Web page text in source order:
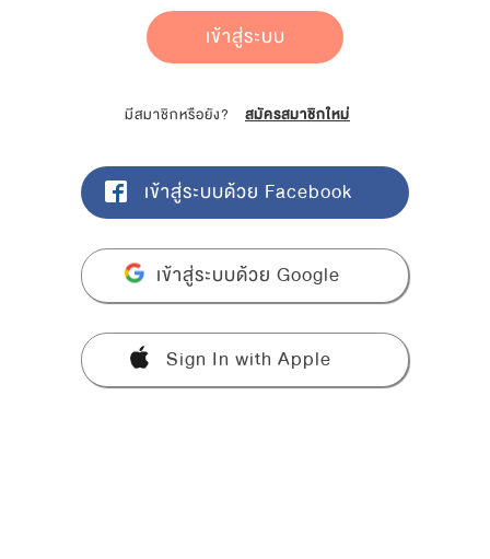
เข้าสู่ระบบ
มีสมาชิกหรือยัง? สมัครสมาชิกใหม่
เข้าสู่ระบบด้วย Facebook
เข้าสู่ระบบด้วย Google
Sign In with Apple